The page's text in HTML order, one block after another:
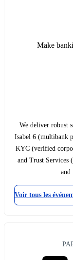
Make
We deliver robust
Isabel 6 (multibank
KYC (verified
and Trust Services
and
Voir tous les